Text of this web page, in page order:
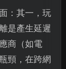
：其一，玩
是產生延遲
商（如電
頸，在跨網